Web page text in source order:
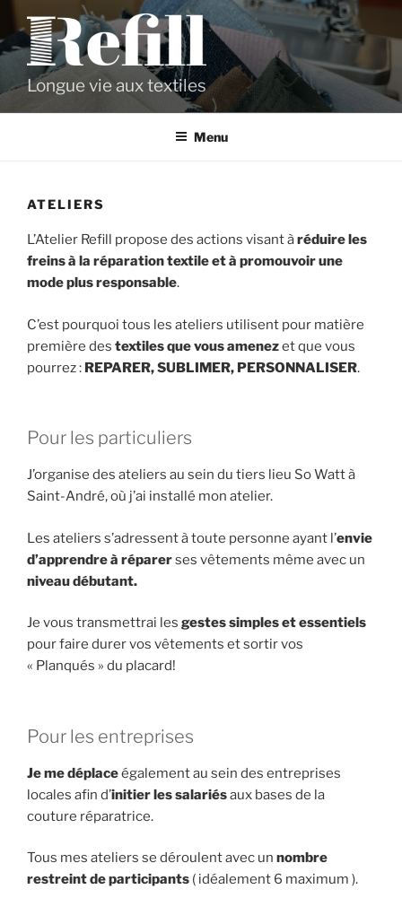
contenu
principal
Longue vie aux textiles
Menu
ATELIERS
L’Atelier Refill propose des actions visant àréduire les
freins à la réparation textile et à promouvoir une
mode plus responsable.
C’est pourquoi tous les ateliers utilisent pour matière
première des textiles que vous amenezet que vous
pourrez : REPARER, SUBLIMER, PERSONNALISER.
Pour les particuliers
J’organise des ateliers au sein du tiers lieu So Watt à
Saint-André, où j’ai installé mon atelier.
Les ateliers s’adressent à toute personne ayant l’envie
d’apprendre à réparerses vêtements même avec un
niveau débutant.
Je vous transmettrai les gestes simples et essentiels
pour faire durer vos vêtements et sortir vos
« Planqués » du placard!
Pour les entreprises
Je me déplaceégalement au sein des entreprises
locales afin d’initier les salariésaux bases de la
couture réparatrice.
Tous mes ateliers se déroulent avec un nombre
restreint de participants ( idéalement 6 maximum ).